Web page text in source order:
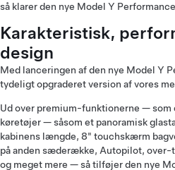
så klarer den nye Model Y
Karakteristisk,
design
Med lanceringen af den nye Model Y
tydeligt opgraderet version af vores
Ud over premium-funktionerne — som
køretøjer — såsom et panoramisk
kabinens længde, 8" touchskærm
på anden sæderække, Autopilot,
og meget mere — så tilføjer den nye